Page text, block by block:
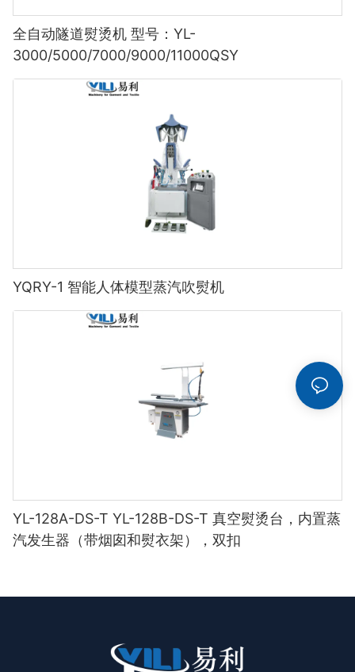
全自动隧道熨烫机 型号：YL-
3000/5000/7000/9000/11000QSY
YQRY-1 智能人体模型蒸汽吹熨机
YL-128A-DS-T YL-128B-DS-T 真空熨烫台，内置蒸
汽发生器（带烟囱和熨衣架），双扣